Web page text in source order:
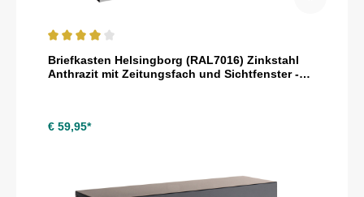
Durchschnittliche Bewertung von 4 von 5 Sternen
Briefkasten Helsingborg (RAL7016) Zinkstahl
Anthrazit mit Zeitungsfach und Sichtfenster -
€ 59,95*